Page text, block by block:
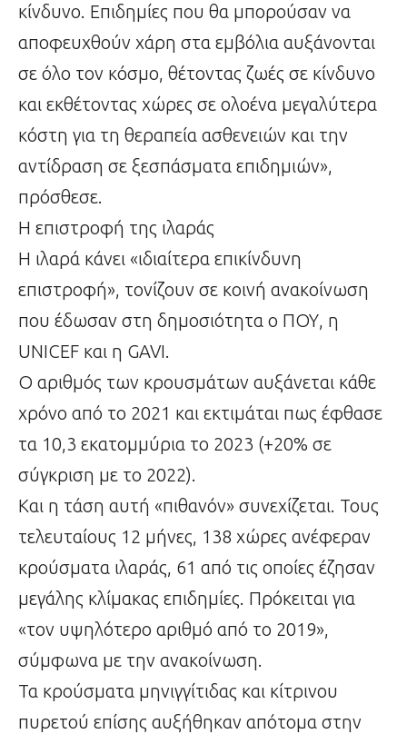
κίνδυνο. Επιδημίες που θα μπορούσαν να
αποφευχθούν χάρη στα εμβόλια αυξάνονται
σε όλο τον κόσμο, θέτοντας ζωές σε κίνδυνο
και εκθέτοντας χώρες σε ολοένα μεγαλύτερα
κόστη για τη θεραπεία ασθενειών και την
αντίδραση σε ξεσπάσματα επιδημιών»,
πρόσθεσε.
Η επιστροφή της ιλαράς
Η ιλαρά κάνει «ιδιαίτερα επικίνδυνη
επιστροφή», τονίζουν σε κοινή ανακοίνωση
που έδωσαν στη δημοσιότητα ο ΠΟΥ, η
UNICEF και η GAVI.
Ο αριθμός των κρουσμάτων αυξάνεται κάθε
χρόνο από το 2021 και εκτιμάται πως έφθασε
τα 10,3 εκατομμύρια το 2023 (+20% σε
σύγκριση με το 2022).
Και η τάση αυτή «πιθανόν» συνεχίζεται. Τους
τελευταίους 12 μήνες, 138 χώρες ανέφεραν
κρούσματα ιλαράς, 61 από τις οποίες έζησαν
μεγάλης κλίμακας επιδημίες. Πρόκειται για
«τον υψηλότερο αριθμό από το 2019»,
σύμφωνα με την ανακοίνωση.
Τα κρούσματα μηνιγγίτιδας και κίτρινου
πυρετού επίσης αυξήθηκαν απότομα στην